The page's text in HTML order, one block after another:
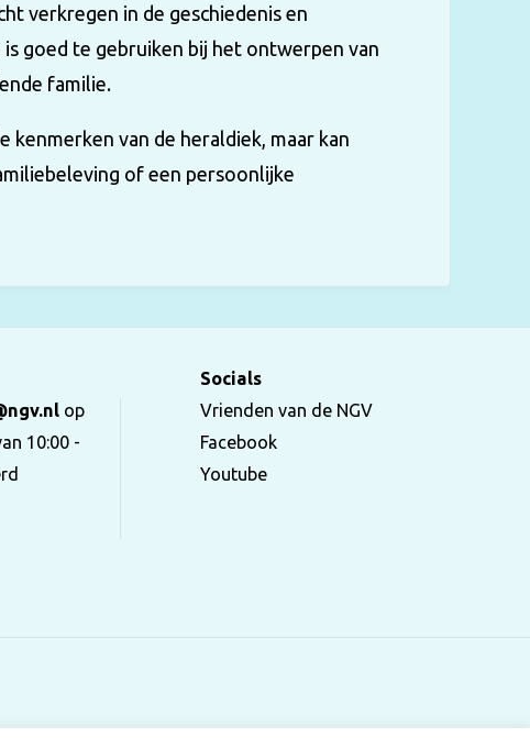
verkregen in de geschiedenis en
goed te gebruiken bij het ontwerpen van
familie.
van de heraldiek, maar kan
of een persoonlijke
op
10:00 -
Socials
Vrienden van de NGV
Facebook
Youtube